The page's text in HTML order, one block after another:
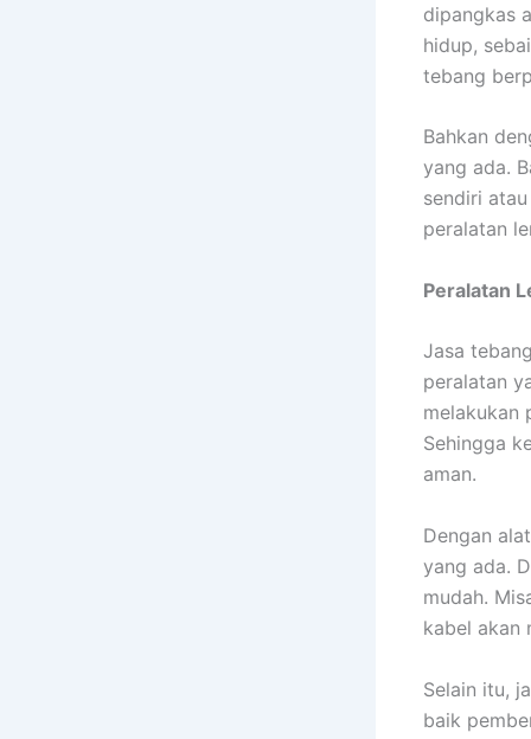
dipangkas
hidup,
tebang
Bahkan
yang ada.
sendiri
peralatan
Peralatan
Jasa
peralatan
melakukan
Sehingga
aman.
Dengan
yang ada.
mudah.
kabel akan
Selain itu,
baik